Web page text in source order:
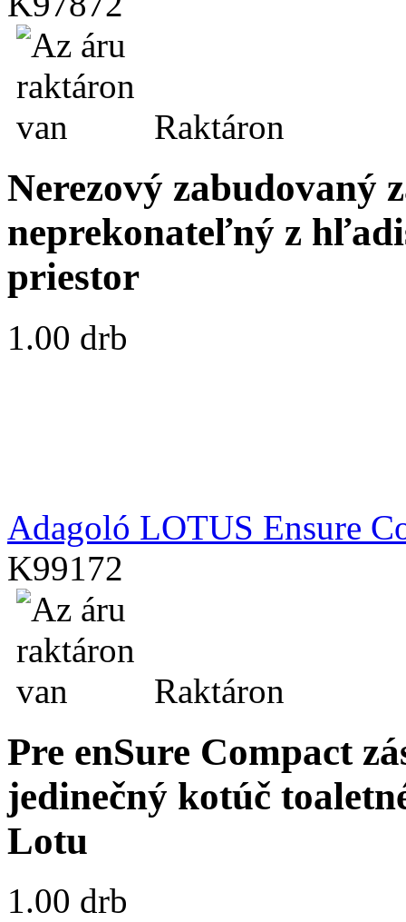
Raktáron
Nerezový zabudovaný
neprekonateľný z
priestor
1.00 drb
Adagoló LOTUS Ensure
K99172
Raktáron
Pre enSure Compact
jedinečný kotúč
Lotu
1.00 drb